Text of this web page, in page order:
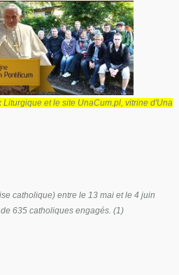
et le site UnaCum.pl, vitrine d'Una
catholique) entre le 13 mai et le 4 juin
635 catholiques engagés. (1)